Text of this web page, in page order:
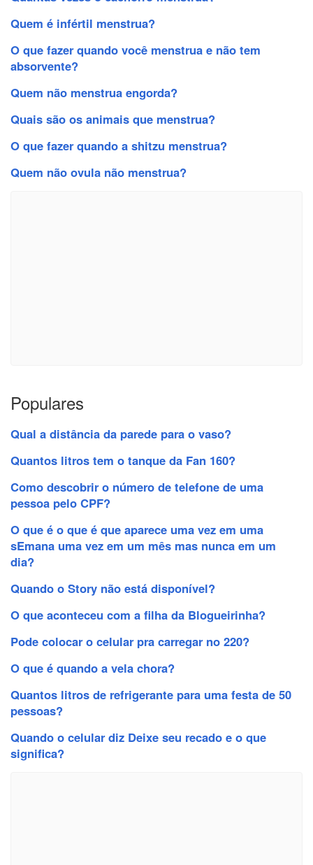
Quem é infértil menstrua?
O que fazer quando você menstrua e não tem
absorvente?
Quem não menstrua engorda?
Quais são os animais que menstrua?
O que fazer quando a shitzu menstrua?
Quem não ovula não menstrua?
Populares
Qual a distância da parede para o vaso?
Quantos litros tem o tanque da Fan 160?
Como descobrir o número de telefone de uma
pessoa pelo CPF?
O que é o que é que aparece uma vez em uma
sEmana uma vez em um mês mas nunca em um
dia?
Quando o Story não está disponível?
O que aconteceu com a filha da Blogueirinha?
Pode colocar o celular pra carregar no 220?
O que é quando a vela chora?
Quantos litros de refrigerante para uma festa de 50
pessoas?
Quando o celular diz Deixe seu recado e o que
significa?